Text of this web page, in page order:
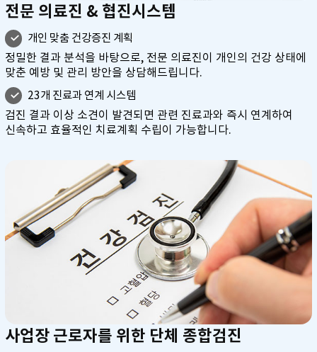
전문 의료진 & 협진시스템
개인 맞춤 건강증진 계획
정밀한 결과 분석을 바탕으로, 전문 의료진이 개인의 건강 상태에
맞춘 예방 및 관리 방안을 상담해드립니다.
23개 진료과 연계 시스템
검진 결과 이상 소견이 발견되면 관련 진료과와 즉시 연계하여
신속하고 효율적인 치료계획 수립이 가능합니다.
사업장 근로자를 위한 단체 종합검진